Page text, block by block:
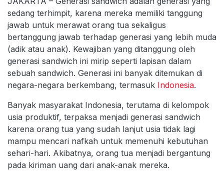
sedang terhimpit, karena mereka memiliki tanggung
jawab untuk merawat orang tua sekaligus
bertanggung jawab terhadap generasi yang lebih muda
(adik atau anak). Kewajiban yang ditanggung oleh
generasi sandwich ini mirip seperti lapisan dalam
sebuah sandwich. Generasi ini banyak ditemukan di
negara-negara berkembang, termasuk Indonesia.
Banyak masyarakat Indonesia, terutama di kelompok
usia produktif, terpaksa menjadi generasi sandwich
karena orang tua yang sudah lanjut usia tidak lagi
mampu mencari nafkah untuk memenuhi kebutuhan
sehari-hari. Akibatnya, orang tua menjadi bergantung
pada kiriman uang dari anak-anak mereka.